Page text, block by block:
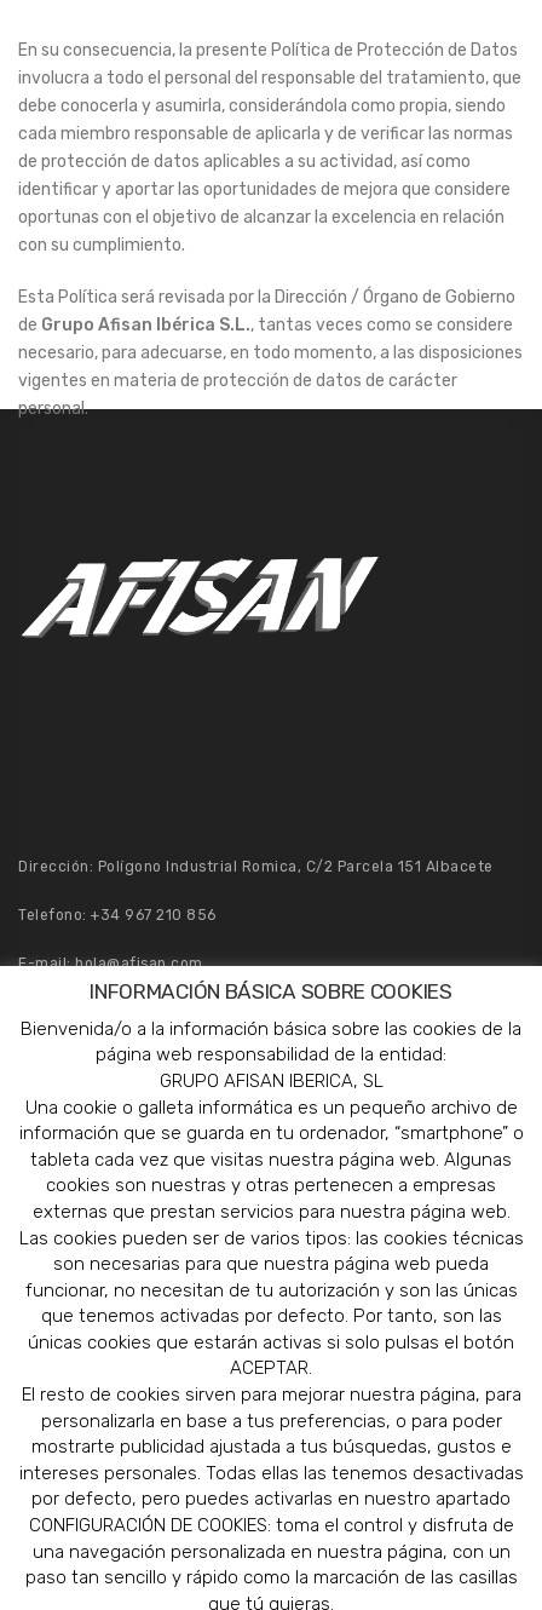
En su consecuencia, la presente Política de Protección de Datos
involucra a todo el personal del responsable del tratamiento, que
debe conocerla y asumirla, considerándola como propia, siendo
cada miembro responsable de aplicarla y de verificar las normas
de protección de datos aplicables a su actividad, así como
identificar y aportar las oportunidades de mejora que considere
oportunas con el objetivo de alcanzar la excelencia en relación
con su cumplimiento.
Esta Política será revisada por la Dirección / Órgano de Gobierno
de Grupo Afisan Ibérica S.L., tantas veces como se considere
necesario, para adecuarse, en todo momento, a las disposiciones
vigentes en materia de protección de datos de carácter
personal.
Dirección: Polígono Industrial Romica, C/2 Parcela 151 Albacete
Telefono: +34 967 210 856
E-mail:hola@afisan.com
INFORMACIÓN BÁSICA SOBRE COOKIES
Bienvenida/o a la información básica sobre las cookies de la
página web responsabilidad de la entidad:
GRUPO AFISAN IBERICA, SL
Una cookie o galleta informática es un pequeño archivo de
información que se guarda en tu ordenador, “smartphone” o
tableta cada vez que visitas nuestra página web. Algunas
cookies son nuestras y otras pertenecen a empresas
externas que prestan servicios para nuestra página web.
Las cookies pueden ser de varios tipos: las cookies técnicas
son necesarias para que nuestra página web pueda
funcionar, no necesitan de tu autorización y son las únicas
que tenemos activadas por defecto. Por tanto, son las
únicas cookies que estarán activas si solo pulsas el botón
ACEPTAR.
El resto de cookies sirven para mejorar nuestra página, para
personalizarla en base a tus preferencias, o para poder
mostrarte publicidad ajustada a tus búsquedas, gustos e
intereses personales. Todas ellas las tenemos desactivadas
por defecto, pero puedes activarlas en nuestro apartado
CONFIGURACIÓN DE COOKIES: toma el control y disfruta de
una navegación personalizada en nuestra página, con un
paso tan sencillo y rápido como la marcación de las casillas
que tú quieras.